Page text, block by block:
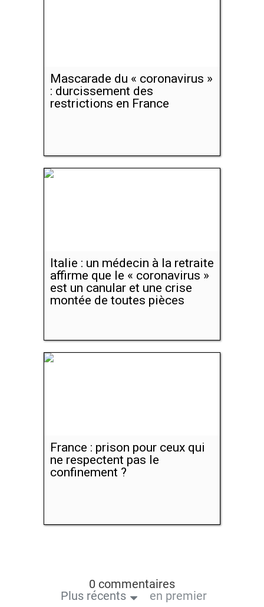
Mascarade du « coronavirus »
: durcissement des
restrictions en France
Italie : un médecin à la retraite
affirme que le « coronavirus »
est un canular et une crise
montée de toutes pièces
France : prison pour ceux qui
ne respectent pas le
confinement ?
0 commentaires
Plus récents
en premier